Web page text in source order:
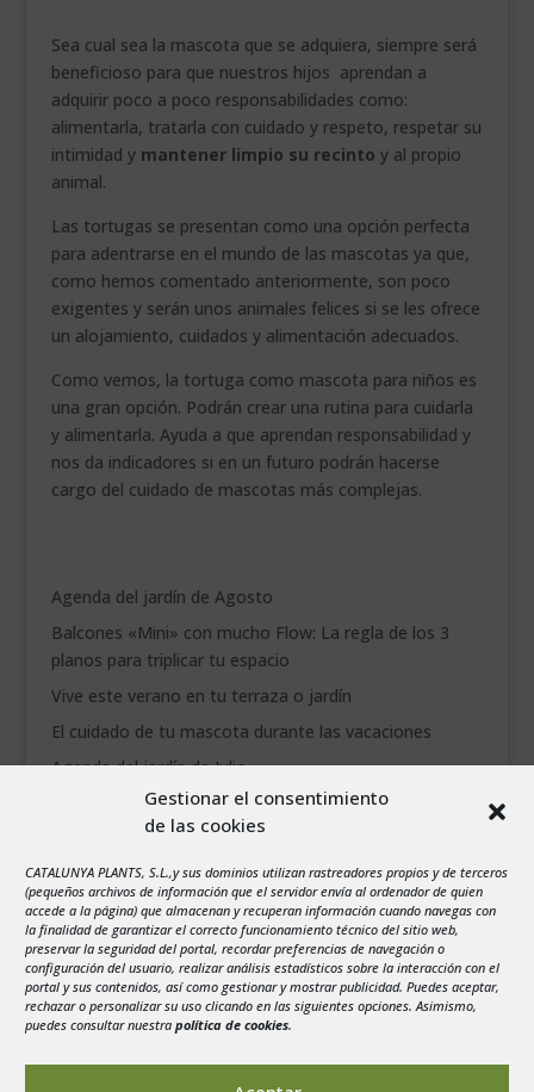
Gestionar el consentimiento
de las cookies
CATALUNYA PLANTS, S.L.,y sus dominios utilizan rastreadores propios y de terceros
(pequeños archivos de información que el servidor envía al ordenador de quien
accede a la página) que almacenan y recuperan información cuando navegas con
la finalidad de garantizar el correcto funcionamiento técnico del sitio web,
preservar la seguridad del portal, recordar preferencias de navegación o
configuración del usuario, realizar análisis estadísticos sobre la interacción con el
portal y sus contenidos, así como gestionar y mostrar publicidad. Puedes aceptar,
rechazar o personalizar su uso clicando en las siguientes opciones. Asimismo,
puedes consultar nuestra política de cookies.
Sea cual sea la mascota que se adquiera, siempre será
beneficioso para que nuestros hijos aprendan a
adquirir poco a poco responsabilidades como:
alimentarla, tratarla con cuidado y respeto, respetar su
intimidad ymantener limpio su recinto y al propio
animal.
Las tortugas se presentan como una opción perfecta
para adentrarse en el mundo de las mascotas ya que,
como hemos comentado anteriormente, son poco
exigentes y serán unos animales felices si se les ofrece
un alojamiento, cuidados y alimentación adecuados.
Como vemos, la tortuga como mascota para niños es
una gran opción. Podrán crear una rutina para cuidarla
y alimentarla. Ayuda a que aprendan responsabilidad y
nos da indicadores si en un futuro podrán hacerse
cargo del cuidado de mascotas más complejas.
Agenda del jardín de Agosto
Balcones «Mini» con mucho Flow: La regla de los 3
planos para triplicar tu espacio
Vive este verano en tu terraza o jardín
El cuidado de tu mascota durante las vacaciones
Agenda del jardín de Julio
agosto 2026
1
2
3
4 5 6 7 8
9
10
11 12 13 14 15
16
17
18 19 20 21 22
23
24
25 26 27